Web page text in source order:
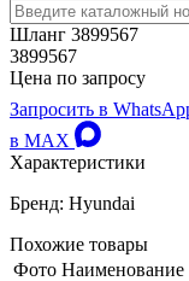
Шланг 3899567
3899567
Цена по запросу
Запросить в
в MAX
Характеристики
Бренд: Hyundai
Похожие товары
Фото Наименование